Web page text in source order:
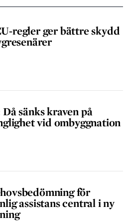
regler ger bättre skydd
sänks kraven på
vid ombyggnation
för
assistans central i ny